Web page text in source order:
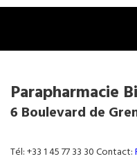
Parapharmacie
6 Boulevard de
Tél: +33 1 45 77 33 30 Contact: